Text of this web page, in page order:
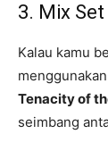
3. Mix
Kalau kamu
Tenacity of
seimbang